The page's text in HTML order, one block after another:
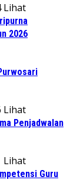
Lihat
2026
Lihat
Penjadwalan
Lihat
Guru